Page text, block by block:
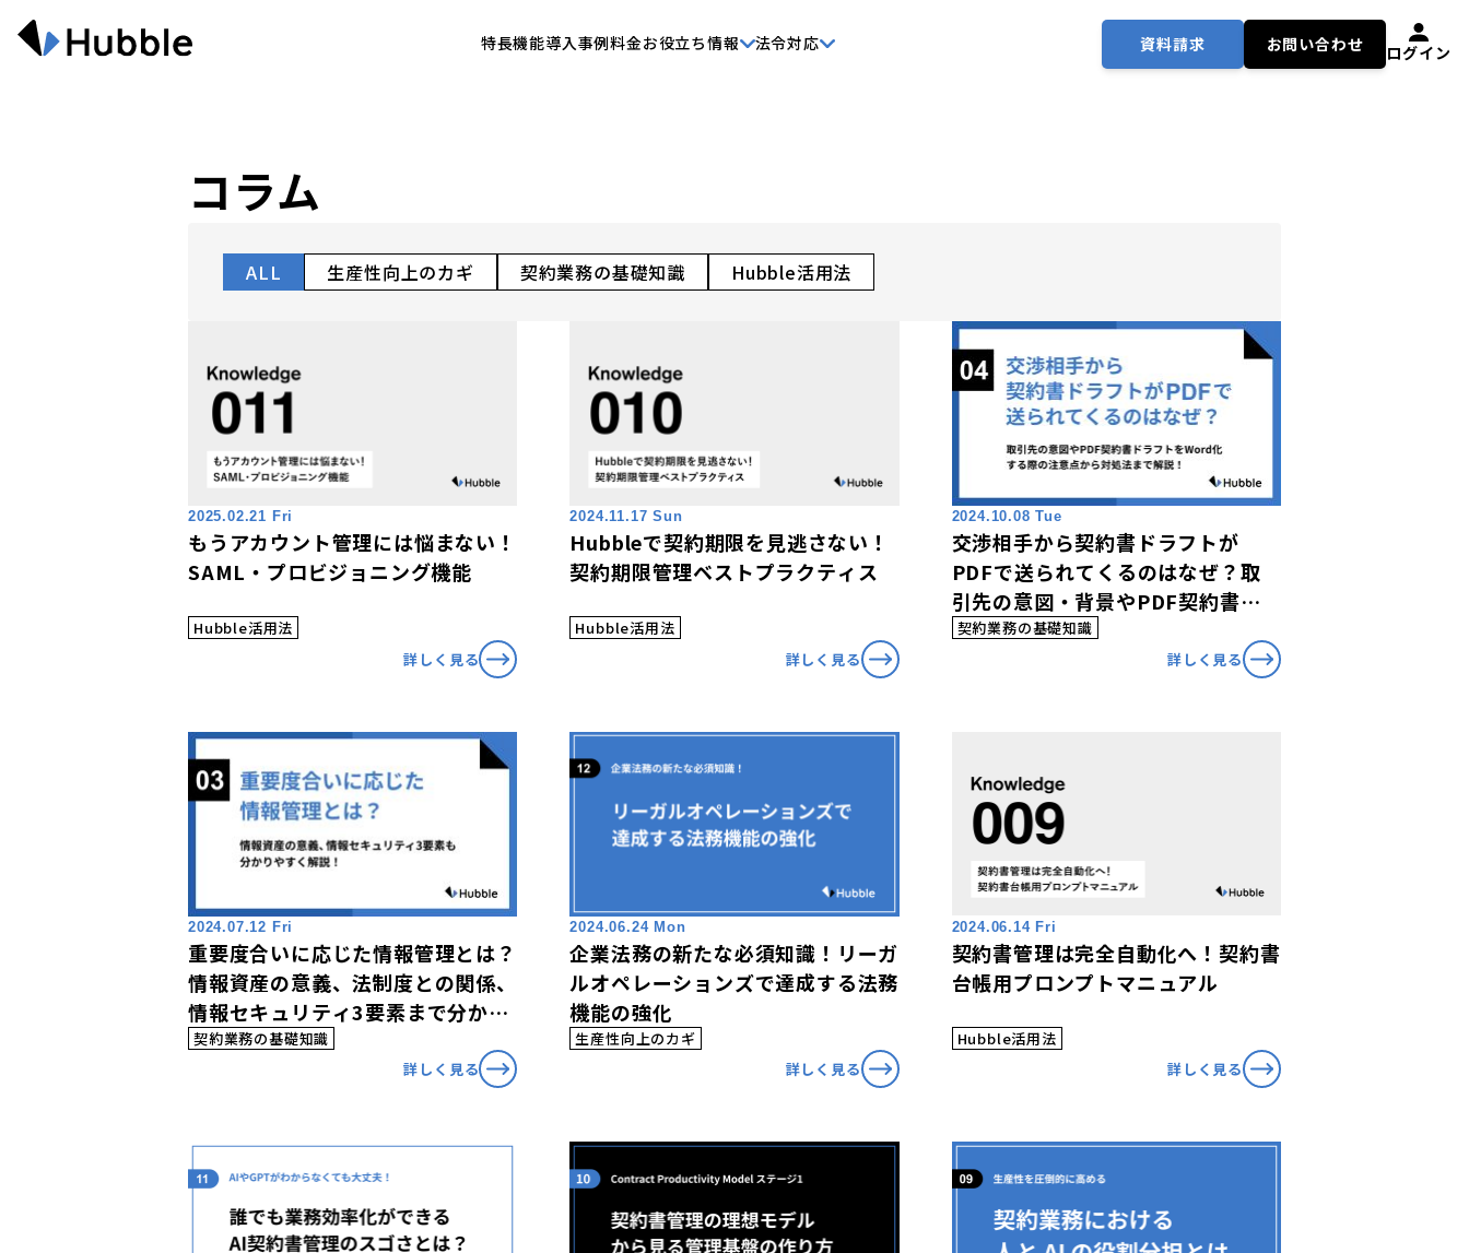
特長機能導入事例料金お役立ち情報 法令対応 資料請求 お問い合わせ ログイン
コラム
ALL 生産性向上のカギ 契約業務の基礎知識 Hubble活用法
2025.02.21 Fri
もうアカウント管理には悩まない！
SAML・プロビジョニング機能
Hubble活用法
詳しく見る
2024.11.17 Sun
Hubbleで契約期限を見逃さない！
契約期限管理ベストプラクティス
Hubble活用法
詳しく見る
2024.10.08 Tue
交渉相手から契約書ドラフトが
PDFで送られてくるのはなぜ？取
引先の意図・背景やPDF契約書ド
ラフトをWord化する際の注意点か
ら対処法まで徹底解説！
契約業務の基礎知識
詳しく見る
2024.07.12 Fri
重要度合いに応じた情報管理とは？
情報資産の意義、法制度との関係、
情報セキュリティ3要素まで分かり
やすく解説！
契約業務の基礎知識
詳しく見る
2024.06.24 Mon
企業法務の新たな必須知識！リーガ
ルオペレーションズで達成する法務
機能の強化
生産性向上のカギ
詳しく見る
2024.06.14 Fri
契約書管理は完全自動化へ！契約書
台帳用プロンプトマニュアル
Hubble活用法
詳しく見る